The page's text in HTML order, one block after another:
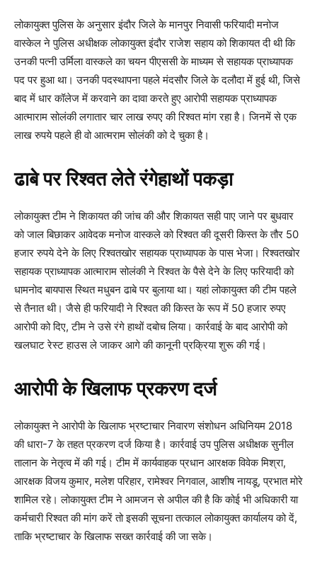
लोकायुक्त पुलिस के अनुसार इंदौर जिले के मानपुर निवासी फरियादी मनोज
वास्केल ने पुलिस अधीक्षक लोकायुक्त इंदौर राजेश सहाय को शिकायत दी थी कि
उनकी पत्नी उर्मिला वास्कले का चयन पीएससी के माध्यम से सहायक प्राध्यापक
पद पर हुआ था। उनकी पदस्थापना पहले मंदसौर जिले के दलौदा में हुई थी, जिसे
बाद में धार कॉलेज में करवाने का दावा करते हुए आरोपी सहायक प्राध्यापक
आत्माराम सोलंकी लगातार चार लाख रुपए की रिश्वत मांग रहा है। जिनमें से एक
लाख रुपये पहले ही वो आत्मराम सोलंकी को दे चुका है।
ढाबे पर रिश्वत लेते रंगेहाथों पकड़ा
लोकायुक्त टीम ने शिकायत की जांच की और शिकायत सही पाए जाने पर बुधवार
को जाल बिछाकर आवेदक मनोज वास्कले को रिश्वत की दूसरी किस्त के तौर 50
हजार रुपये देने के लिए रिश्वतखोर सहायक प्राध्यापक के पास भेजा। रिश्वतखोर
सहायक प्राध्यापक आत्माराम सोलंकी ने रिश्वत के पैसे देने के लिए फरियादी को
धामनोद बायपास स्थित मधुबन ढाबे पर बुलाया था। यहां लोकायुक्त की टीम पहले
से तैनात थी। जैसे ही फरियादी ने रिश्वत की किस्त के रूप में 50 हजार रुपए
आरोपी को दिए, टीम ने उसे रंगे हाथों दबोच लिया। कार्रवाई के बाद आरोपी को
खलघाट रेस्ट हाउस ले जाकर आगे की कानूनी प्रक्रिया शुरू की गई।
आरोपी के खिलाफ प्रकरण दर्ज
लोकायुक्त ने आरोपी के खिलाफ भ्रष्टाचार निवारण संशोधन अधिनियम 2018
की धारा-7 के तहत प्रकरण दर्ज किया है। कार्रवाई उप पुलिस अधीक्षक सुनील
तालान के नेतृत्व में की गई। टीम में कार्यवाहक प्रधान आरक्षक विवेक मिश्रा,
आरक्षक विजय कुमार, मलेश परिहार, रामेश्वर निगवाल, आशीष नायडू, प्रभात मोरे
शामिल रहे। लोकायुक्त टीम ने आमजन से अपील की है कि कोई भी अधिकारी या
कर्मचारी रिश्वत की मांग करें तो इसकी सूचना तत्काल लोकायुक्त कार्यालय को दें,
ताकि भ्रष्टाचार के खिलाफ सख्त कार्रवाई की जा सके।